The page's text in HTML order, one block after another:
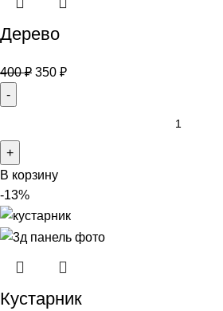
Дерево
400₽ 350 ₽
В корзину
-13%
Кустарник